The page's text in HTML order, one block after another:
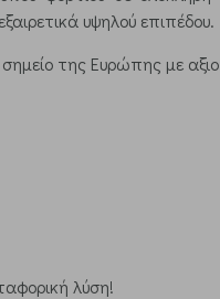
υψηλού επιπέδου.
της Ευρώπης με
λύση!